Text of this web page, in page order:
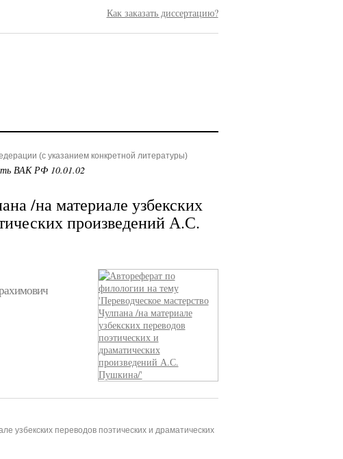
Как заказать диссертацию?
(с указанием конкретной литературы)
ВАК РФ 10.01.02
/на материале узбекских
произведений А.С.
узбекских переводов поэтических и драматических